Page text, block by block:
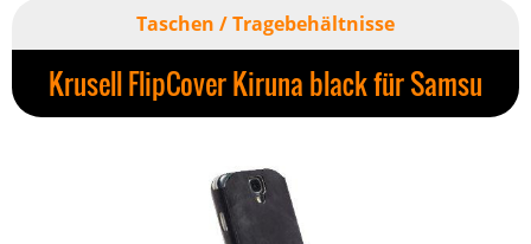
Taschen / Tragebehältnisse
Krusell FlipCover Kiruna black für Samsu